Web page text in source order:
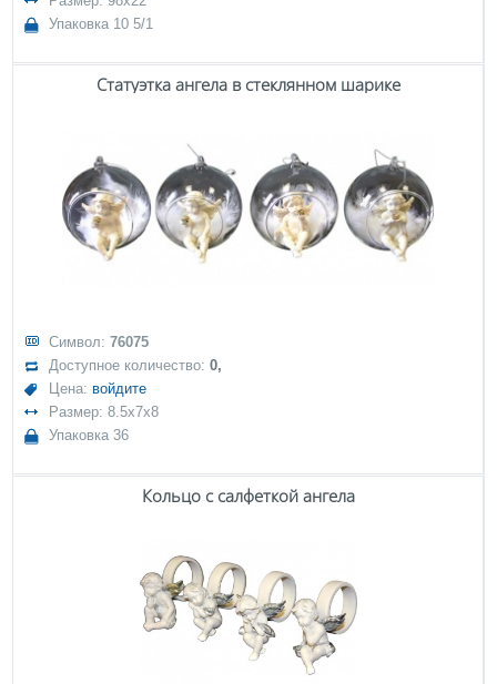
Упаковка 10 5/1
Статуэтка ангела в стеклянном шарике
Символ:76075
Доступное количество:0,
Цена: войдите
Размер: 8.5x7x8
Упаковка 36
Кольцо с салфеткой ангела